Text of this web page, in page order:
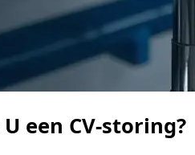
een CV-storing?